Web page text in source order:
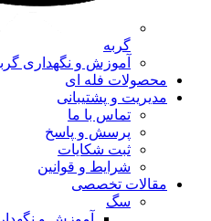
گربه
آموزش و نگهداری
محصولات فله ای
مدیریت و پشتیبانی
تماس با ما
پرسش و پاسخ
ثبت شکایات
شرایط و قوانین
مقالات تخصصی
سگ